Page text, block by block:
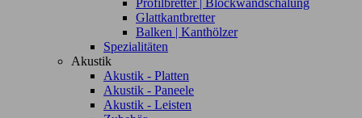
Profilbretter | Blockwandschalung
Glattkantbretter
Balken | Kanthölzer
Spezialitäten
Akustik
Akustik - Platten
Akustik - Paneele
Akustik - Leisten